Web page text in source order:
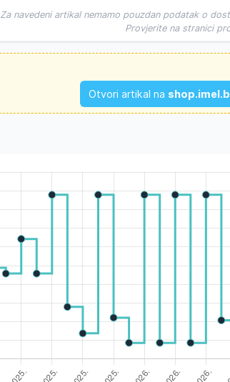
Za navedeni artikal nemamo pouzdan podatak o
Provjerite na stranici
Otvori artikal na